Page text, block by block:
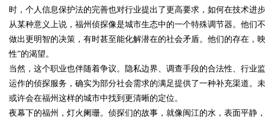
Bo
时，个人信息保护法的完善也对行业提出了更高要求，如何在技术进
从某种意义上说，福州侦探像是城市生态中的一个特殊调节器。他们
做出更明智的决策，有时甚至能化解潜在的社会矛盾。他们的存在，
性”的渴望。
当然，这个职业也伴随着争议。隐私边界、调查手段的合法性、行业
运作的侦探服务，确实为部分社会需求的满足提供了一种补充渠道。
或许会在福州这样的城市中找到更清晰的定位。
夜幕下的福州，灯火阑珊。侦探们的故事，就像闽江的水，表面平静